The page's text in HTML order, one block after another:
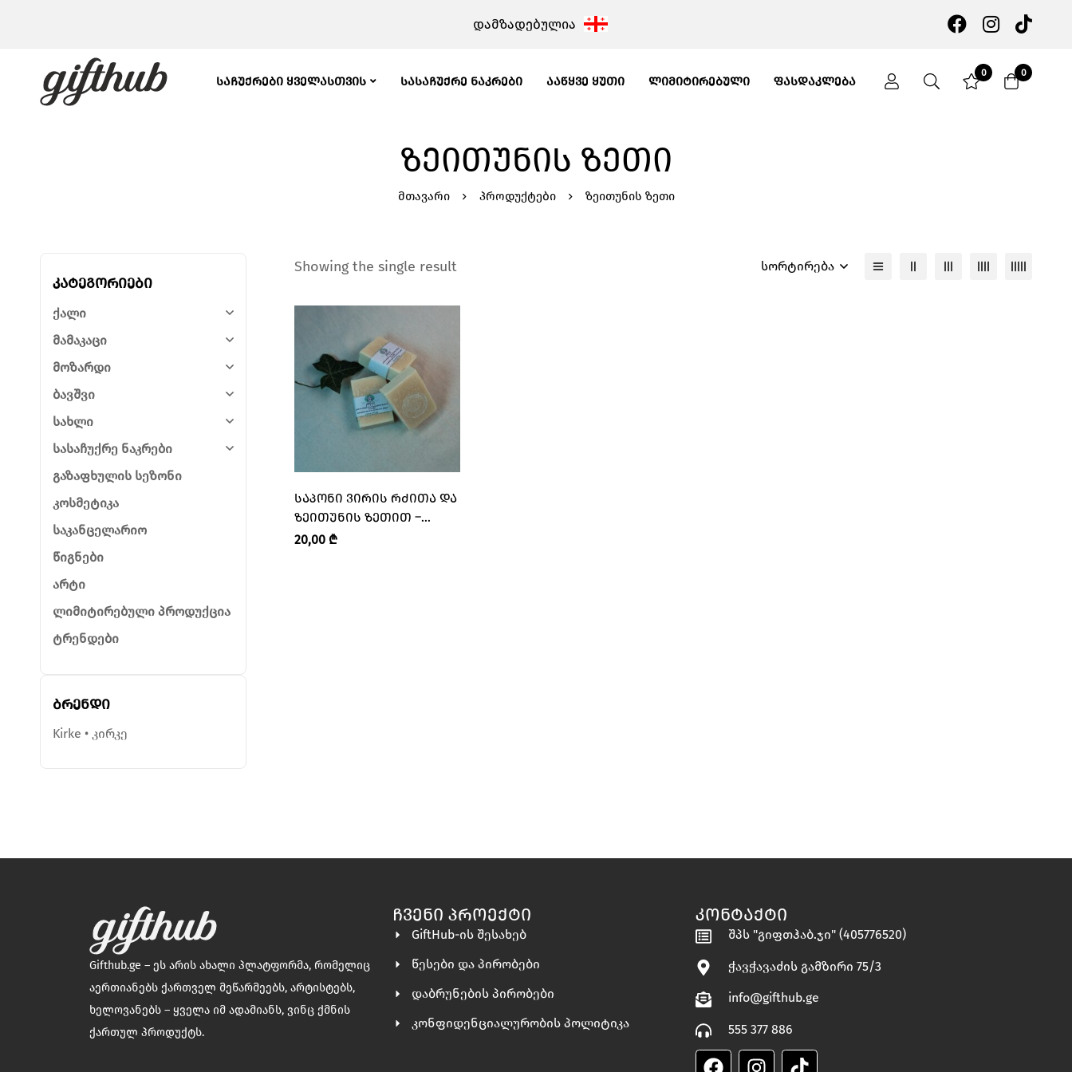
დამზადებულია
ᲡᲐᲩᲣᲥᲠᲔᲑᲘ ᲧᲕᲔᲚᲐᲡᲗᲕᲘᲡ ᲡᲐᲡᲐᲩᲣᲥᲠᲔ ᲜᲐᲙᲠᲔᲑᲘ ᲐᲐᲬᲧᲕᲔ ᲧᲣᲗᲘ ᲚᲘᲛᲘᲢᲘᲠᲔᲑᲣᲚᲘ ᲤᲐᲡᲓᲐᲙᲚᲔᲑᲐ
0 0
ᲖᲔᲘᲗᲣᲜᲘᲡ ᲖᲔᲗᲘ
მთავარი პროდუქტები ზეითუნის ზეთი
კატეგორიები
ქალი
მამაკაცი
მოზარდი
ბავშვი
სახლი
სასაჩუქრე ნაკრები
გაზაფხულის სეზონი
კოსმეტიკა
საკანცელარიო
წიგნები
არტი
ლიმიტირებული პროდუქცია
ტრენდები
ბრენდი
Kirke • კირკე
Showing the single result სორტირება
ᲡᲐᲞᲝᲜᲘ ᲕᲘᲠᲘᲡ ᲠᲫᲘᲗᲐ ᲓᲐ
ᲖᲔᲘᲗᲣᲜᲘᲡ ᲖᲔᲗᲘᲗ –
“KIRKE • ᲙᲘᲠᲙᲔ”
20,00 ₾
Gifthub.ge – ეს არის ახალი პლატფორმა, რომელიც
აერთიანებს ქართველ მეწარმეებს, არტისტებს,
ხელოვანებს – ყველა იმ ადამიანს, ვინც ქმნის
ქართულ პროდუქტს.
ᲩᲕᲔᲜᲘ ᲞᲠᲝᲔᲥᲢᲘ
GiftHub-ის შესახებ
წესები და პირობები
დაბრუნების პირობები
კონფიდენციალურობის პოლიტიკა
ᲙᲝᲜᲢᲐᲥᲢᲘ
შპს "გიფთჰაბ.ჯი" (405776520)
ჭავჭავაძის გამზირი 75/3
info@gifthub.ge
555 377 886